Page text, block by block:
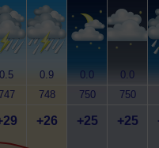
0.5
747
0.9
748
+26
0.0
750
+25
0.0
750
+25